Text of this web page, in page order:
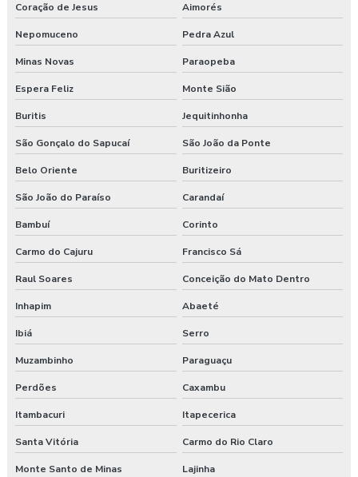
Coração de Jesus Aimorés
Nepomuceno Pedra Azul
Minas Novas Paraopeba
Espera Feliz Monte Sião
Buritis Jequitinhonha
São Gonçalo do Sapucaí São João da Ponte
Belo Oriente Buritizeiro
São João do Paraíso Carandaí
Bambuí Corinto
Carmo do Cajuru Francisco Sá
Raul Soares Conceição do Mato Dentro
Inhapim Abaeté
Ibiá Serro
Muzambinho Paraguaçu
Perdões Caxambu
Itambacuri Itapecerica
Santa Vitória Carmo do Rio Claro
Monte Santo de Minas Lajinha